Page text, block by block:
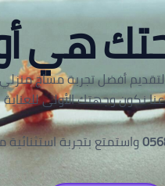
هي
أفضل تجربة مساج منزلي
نكون وجهتك الأولى
واستمتع بتجربة استثنائية